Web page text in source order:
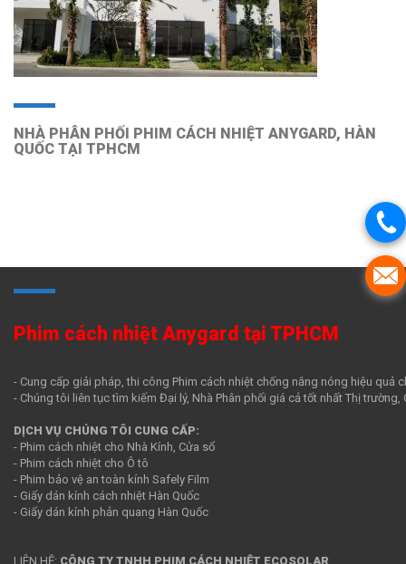
NHÀ PHÂN PHỐI PHIM CÁCH NHIỆT ANYGARD, HÀN
QUỐC TẠI TPHCM
Phim cách nhiệt Anygard tại TPHCM
- Cung cấp giải pháp, thi công Phim cách nhiệt chống nắng nóng hiệu quả
- Chúng tôi liên tục tìm kiếm Đại lý, Nhà Phân phối giá cả tốt nhất Thị trường,
DỊCH VỤ CHÚNG TÔI CUNG CẤP:
- Phim cách nhiệt cho Nhà Kính, Cửa sổ
- Phim cách nhiệt cho Ô tô
- Phim bảo vệ an toàn kính Safely Film
- Giấy dán kính cách nhiệt Hàn Quốc
- Giấy dán kính phản quang Hàn Quốc
LIÊN HỆ: CÔNG TY TNHH PHIM CÁCH NHIỆT ECOSOLAR